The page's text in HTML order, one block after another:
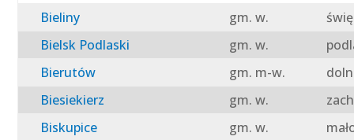
Bieliny
gm. w.
Bielsk Podlaski
gm. w.
Bierutów
gm. m-w.
Biesiekierz
gm. w.
Biskupice
gm. w.